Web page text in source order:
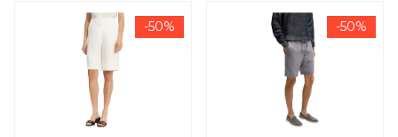
-50% -50%